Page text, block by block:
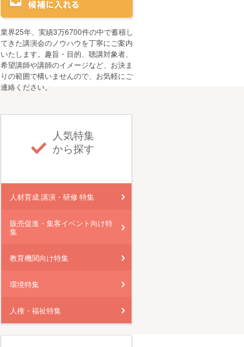
業界25年、実績3万6700件の中で蓄積し
てきた講演会のノウハウを丁寧にご案内
いたします。趣旨・目的、聴講対象者、
希望講師や講師のイメージなど、お決ま
りの範囲で構いませんので、お気軽にご
連絡ください。
人気特集
から探す
人材育成 講演・研修 特集
販売促進・集客イベント向け特
集
教育機関向け特集
環境特集
人権・福祉特集